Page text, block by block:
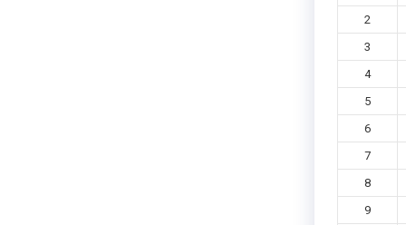
2
3
4
5
6
7
8
9